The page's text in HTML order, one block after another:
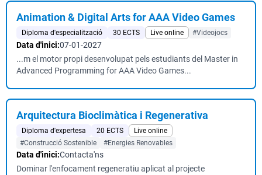
Animation & Digital Arts for AAA Video Games
Diploma d'especialització 30 ECTS Live online #Videojocs
Data d'inici:07-01-2027
...m el motor propi desenvolupat pels estudiants del Master in
Advanced Programming for AAA Video Games...
Arquitectura Bioclimàtica i Regenerativa
Diploma d'expertesa 20 ECTS
Live online
#Construcció Sostenible
#Energies Renovables
Data d'inici:Contacta'ns
Dominar l'enfocament regeneratiu aplicat al projecte